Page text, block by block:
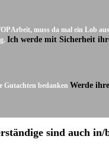
Arbeit, muss da mal ein Lob
Ich werde mit Sicherheit
Gutachten bedanken Werde
sind auch in/